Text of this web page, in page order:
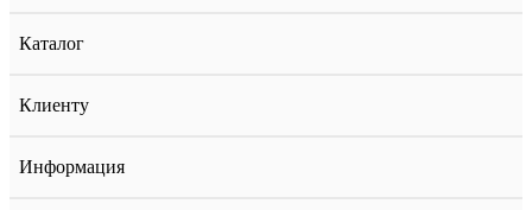
Каталог
Клиенту
Информация